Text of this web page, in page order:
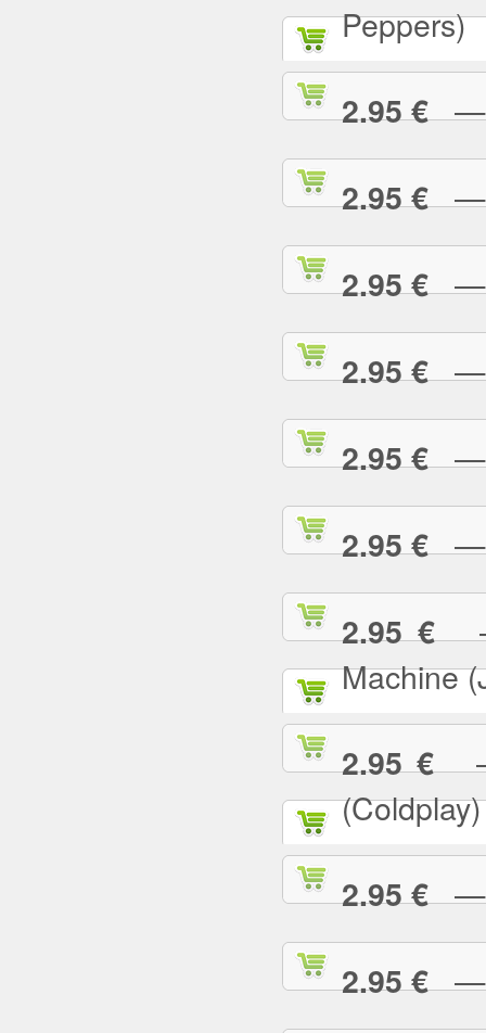
Peppers)
2.95 €—
2.95 €—
2.95 €—
2.95 €—
2.95 €—
2.95 €—
2.95 €—
Machine
2.95 €—
(Coldplay)
2.95 €—
2.95 €—